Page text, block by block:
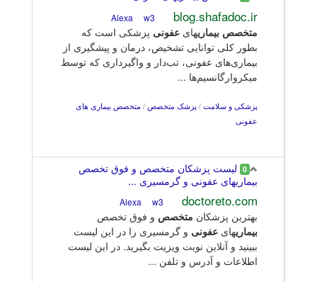
blog.shafadoc.ir
w3
متخصص بیماریهای عفونی پزشکی است که
بطور کلی توانایی تشخیص، درمان و پیشگیری از
بیماری‌های عفونی، تب‌دار و واگیرداری که توسط
میکروارگانسیم‌ها ...
پزشکی و سلامت / پزشک متخصص / متخصص بیماری های
عفونی
0 لیست پزشکان متخصص و فوق تخصص
بیماریهای عفونی و گرمسیری ...
doctoreto.com
w3
بهترین پزشکان متخصص و فوق تخصص
بیماریهای عفونی و گرمسیری را در این لیست
ببینید و آنلاین نوبت ویزیت بگیرید. در این لیست
اطلاعات و آدرس و تلفن ...